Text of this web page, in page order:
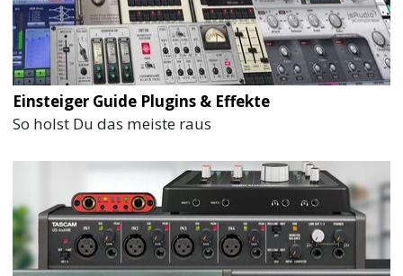
Einsteiger Guide Plugins & Effekte
So holst Du das meiste raus